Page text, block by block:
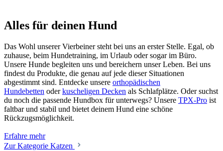
Alles für deinen Hund
Das Wohl unserer Vierbeiner steht bei uns an erster Stelle. Egal, ob
zuhause, beim Hundetraining, im Urlaub oder sogar im Büro.
Unsere Hunde begleiten uns und bereichern unser Leben. Bei uns
findest du Produkte, die genau auf jede dieser Situationen
abgestimmt sind. Entdecke unsere orthopädischen
Hundebetten oderkuscheligen Decken als Schlafplätze. Oder suchst
du noch die passende Hundbox für unterwegs? Unsere TPX-Pro ist
faltbar und stabil und bietet deinem Hund eine schöne
Rückzugsmöglichkeit.
Erfahre mehr
Zur Kategorie Katzen